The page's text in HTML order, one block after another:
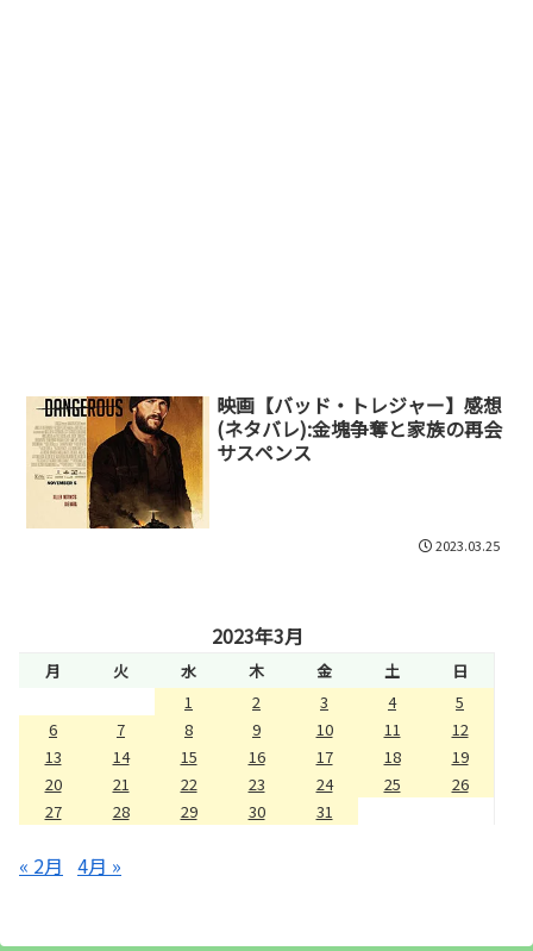
映画【バッド・トレジャー】感想
(ネタバレ):金塊争奪と家族の再会
サスペンス
2023.03.25
2023年3月
月 火 水 木 金 土
日
1
2 3 4
5
6
7 8 9 10 11
12
13
14 15 16 17 18
19
20
21 22 23 24 25
26
27
28 29 30 31
« 2月 4月 »